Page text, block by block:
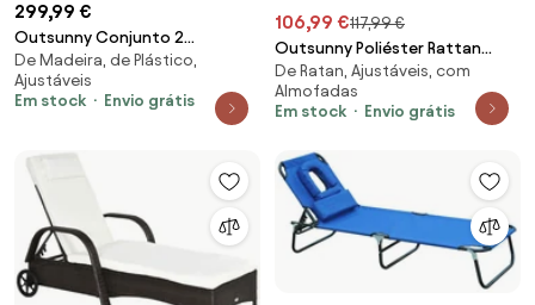
299,99 €
Outsunny Conjunto 2
Espreguiçadeiras com Encosto
Ajustável e Tabuleiros em
Polipropileno 62x158x88 cm
De Madeira, de Plástico,
Ajustáveis
Em stock
Envio grátis
106,99 €117,99 €
Outsunny Poliéster Rattan
Espreguiçadeira em Forma de S
com Encosto Regulável em 5
Posições Apoio de Cabeça
Portugal
De Ratan, Ajustáveis, com
Almofadas
Em stock
Envio grátis